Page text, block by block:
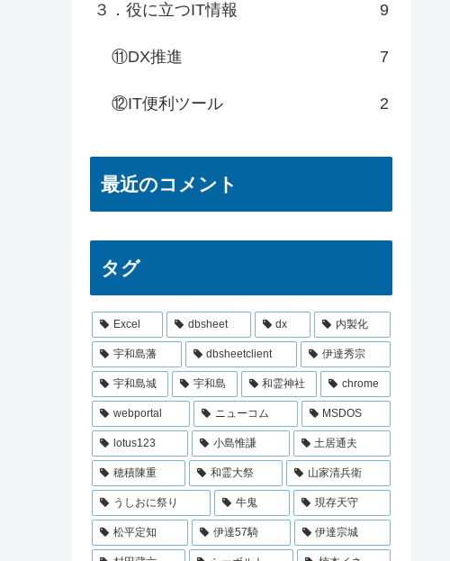
３．役に立つIT情報 9
⑪DX推進 7
⑫IT便利ツール 2
最近のコメント
タグ
Excel dbsheet dx 内製化
宇和島藩 dbsheetclient 伊達秀宗
宇和島城 宇和島 和霊神社 chrome
webportal ニューコム MSDOS
lotus123 小島惟謙 土居通夫
穂積陳重 和霊大祭 山家清兵衛
うしおに祭り 牛鬼 現存天守
松平定知 伊達57騎 伊達宗城